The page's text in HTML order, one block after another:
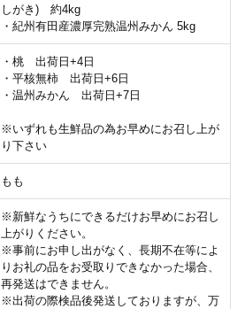
しがき) 約4kg
・紀州有田産濃厚完熟温州みかん 5kg
・桃 出荷日+4日
・平核無柿 出荷日+6日
・温州みかん 出荷日+7日
※いずれも生鮮品の為お早めにお召し上が
り下さい
もも
※新鮮なうちにできるだけお早めにお召し
上がりください。
※事前にお申し出がなく、長期不在等によ
りお礼の品をお受取りできなかった場合、
再発送はできません。
※出荷の際検品後発送しておりますが、万